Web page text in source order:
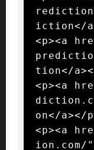
iction</
<p><a
tion</
<p><a
on</a></
<p><a
ion.com/